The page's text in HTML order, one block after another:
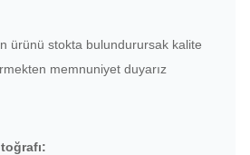
ürünü stokta bulundurursak kalite
memnuniyet duyarız